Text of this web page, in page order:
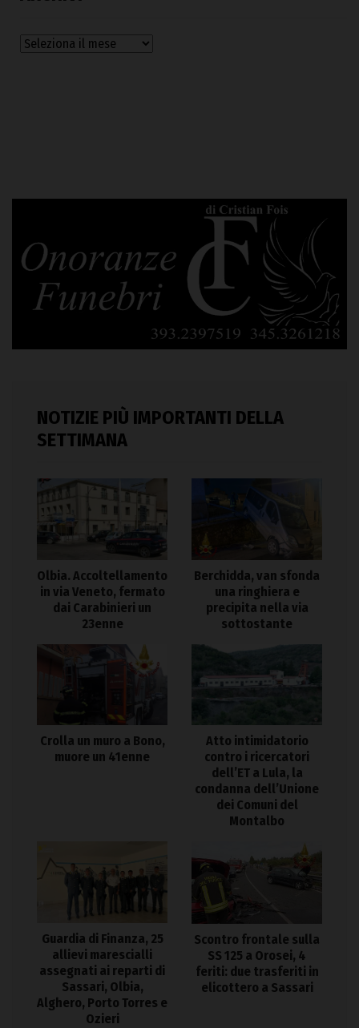
Archivi
NOTIZIE PIÙ IMPORTANTI DELLA
SETTIMANA
Olbia. Accoltellamento
in via Veneto, fermato
dai Carabinieri un
23enne
Berchidda, van sfonda
una ringhiera e
precipita nella via
sottostante
Crolla un muro a Bono,
muore un 41enne
Atto intimidatorio
contro i ricercatori
dell’ET a Lula, la
condanna dell’Unione
dei Comuni del
Montalbo
Guardia di Finanza, 25
allievi marescialli
assegnati ai reparti di
Sassari, Olbia,
Alghero, Porto Torres e
Ozieri
Scontro frontale sulla
SS 125 a Orosei, 4
feriti: due trasferiti in
elicottero a Sassari